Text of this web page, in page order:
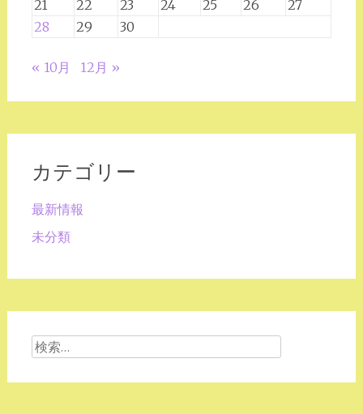
21
22 23 24 25 26
27
28
29 30
« 10月 12月 »
カテゴリー
最新情報
未分類
検